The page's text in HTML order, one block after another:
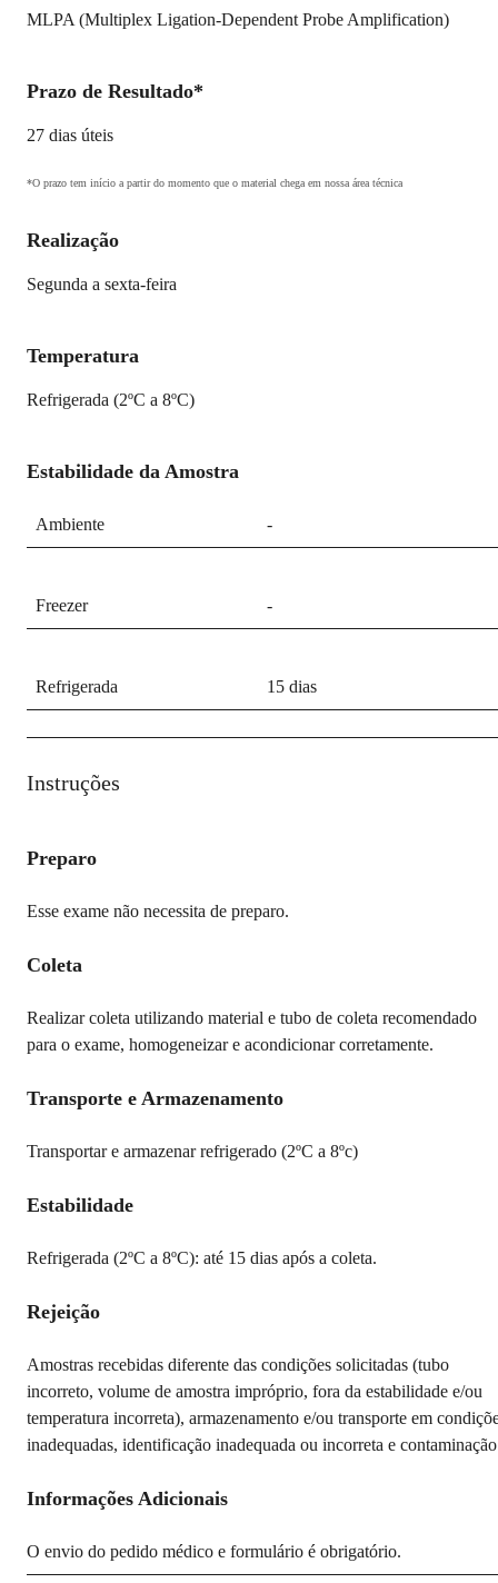
Temperatura
Refrigerada (2ºC a 8ºC)
MLPA (Multiplex Ligation-Dependent Probe Amplification)
Estabilidade da Amostra
Ambiente -
Freezer -
Refrigerada 15 dias
Prazo de Resultado*
27 dias úteis
*O prazo tem início a partir do momento que o material chega em nossa área técnica
Realização
Segunda a sexta-feira
Instruções
Preparo
Esse exame não necessita de preparo.
Coleta
Realizar coleta utilizando material e tubo de coleta recomendado
para o exame, homogeneizar e acondicionar corretamente.
Transporte e Armazenamento
Transportar e armazenar refrigerado (2ºC a 8ºc)
Estabilidade
Refrigerada (2ºC a 8ºC): até 15 dias após a coleta.
Rejeição
Amostras recebidas diferente das condições solicitadas (tubo
incorreto, volume de amostra impróprio, fora da estabilidade e/ou
temperatura incorreta), armazenamento e/ou transporte em
inadequadas, identificação inadequada ou incorreta e
Informações Adicionais
O envio do pedido médico e formulário é obrigatório.